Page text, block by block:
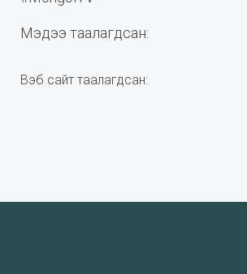
Мэдээ таалагдсан:
Вэб сайт таалагдсан: